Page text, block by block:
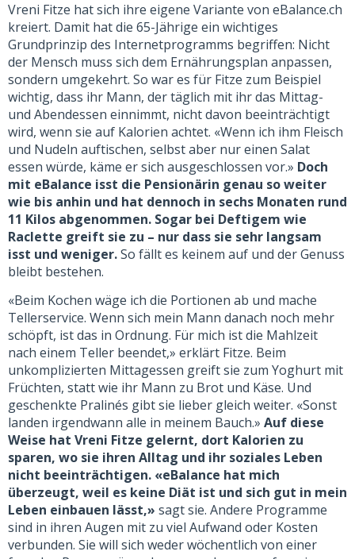
Vreni Fitze hat sich ihre eigene Variante von eBalance.ch
kreiert. Damit hat die 65-Jährige ein wichtiges
Grundprinzip des Internetprogramms begriffen: Nicht
der Mensch muss sich dem Ernährungsplan anpassen,
sondern umgekehrt. So war es für Fitze zum Beispiel
wichtig, dass ihr Mann, der täglich mit ihr das Mittag-
und Abendessen einnimmt, nicht davon beeinträchtigt
wird, wenn sie auf Kalorien achtet. «Wenn ich ihm Fleisch
und Nudeln auftischen, selbst aber nur einen Salat
essen würde, käme er sich ausgeschlossen vor.» Doch
mit eBalance isst die Pensionärin genau so weiter
wie bis anhin und hat dennoch in sechs Monaten rund
11 Kilos abgenommen. Sogar bei Deftigem wie
Raclette greift sie zu – nur dass sie sehr langsam
isst und weniger.So fällt es keinem auf und der Genuss
bleibt bestehen.
«Beim Kochen wäge ich die Portionen ab und mache
Tellerservice. Wenn sich mein Mann danach noch mehr
schöpft, ist das in Ordnung. Für mich ist die Mahlzeit
nach einem Teller beendet,» erklärt Fitze. Beim
unkomplizierten Mittagessen greift sie zum Yoghurt mit
Früchten, statt wie ihr Mann zu Brot und Käse. Und
geschenkte Pralinés gibt sie lieber gleich weiter. «Sonst
landen irgendwann alle in meinem Bauch.» Auf diese
Weise hat Vreni Fitze gelernt, dort Kalorien zu
sparen, wo sie ihren Alltag und ihr soziales Leben
nicht beeinträchtigen. «eBalance hat mich
überzeugt, weil es keine Diät ist und sich gut in mein
Leben einbauen lässt,» sagt sie. Andere Programme
sind in ihren Augen mit zu viel Aufwand oder Kosten
verbunden. Sie will sich weder wöchentlich von einer